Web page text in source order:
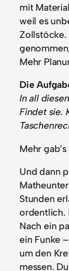
mit
weil es
Zollstöcke.
Mehr
Die
In all
Findet sie.
Mehr
Und dann
Stunden
ordentlich.
Nach ein
ein Funke
um den
messen.